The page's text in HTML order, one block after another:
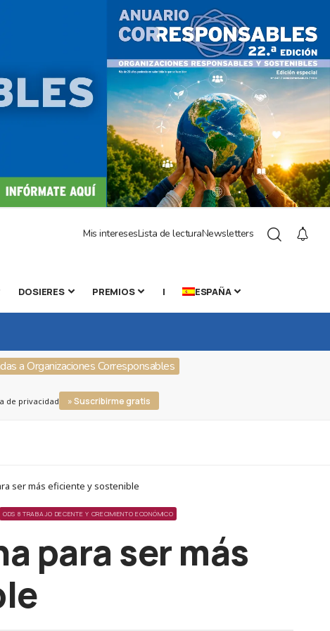
Mis interesesLista de lecturaNewsletters
DOSIERES PREMIOS | ESPAÑA
a Organizaciones Corresponsables
de privacidad » Suscribirme gratis
ser más eficiente y sostenible
ODS 8 TRABAJO DECENTE Y CRECIMIENTO ECONÓMICO
para ser más